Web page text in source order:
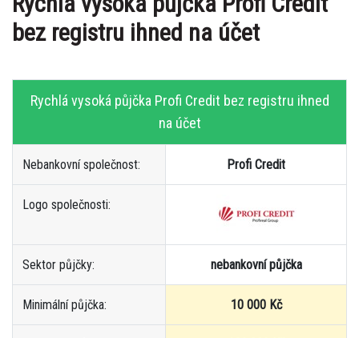
bez registru ihned na účet
Rychlá vysoká půjčka Profi Credit bez registru ihned
na účet
Nebankovní společnost: Profi Credit
Logo společnosti:
Sektor půjčky: nebankovní půjčka
Minimální půjčka: 10 000 Kč